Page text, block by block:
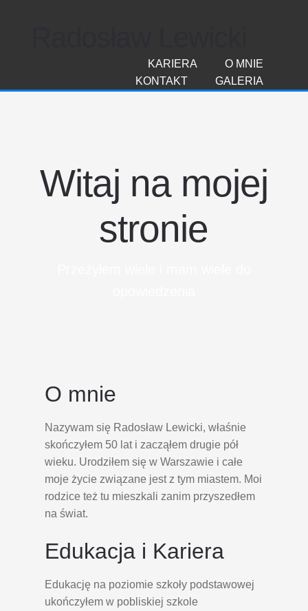
O MNIE
KARIERA
GALERIA
KONTAKT
Witaj na mojej
stronie
O mnie
Nazywam się Radosław Lewicki, właśnie
skończyłem 50 lat i zacząłem drugie pół
wieku. Urodziłem się w Warszawie i całe
moje życie związane jest z tym miastem. Moi
rodzice też tu mieszkali zanim przyszedłem
na świat.
Edukacja i Kariera
Edukację na poziomie szkoły podstawowej
ukończyłem w pobliskiej szkole